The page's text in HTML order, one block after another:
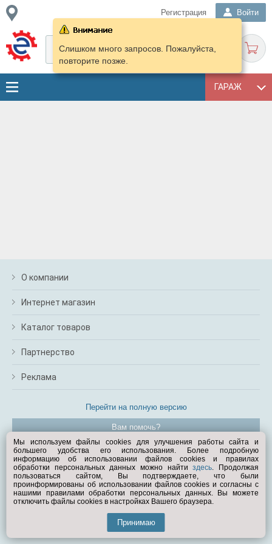
Регистрация Войти
ГАРАЖ
Слишком много запросов. Пожалуйста,
повторите позже.
О компании
Интернет магазин
Каталог товаров
Партнерство
Реклама
Перейти на полную версию
Вам помочь?
© Exist.ru 1998—2026
Мы используем файлы cookies для улучшения работы сайта и
большего удобства его использования. Более подробную
информацию об использовании файлов cookies и правилах
обработки персональных данных можно найтиздесь. Продолжая
пользоваться сайтом, Вы подтверждаете, что были
проинформированы об использовании файлов cookies и согласны с
нашими правилами обработки персональных данных. Вы можете
отключить файлы cookies в настройках Вашего браузера.
Принимаю